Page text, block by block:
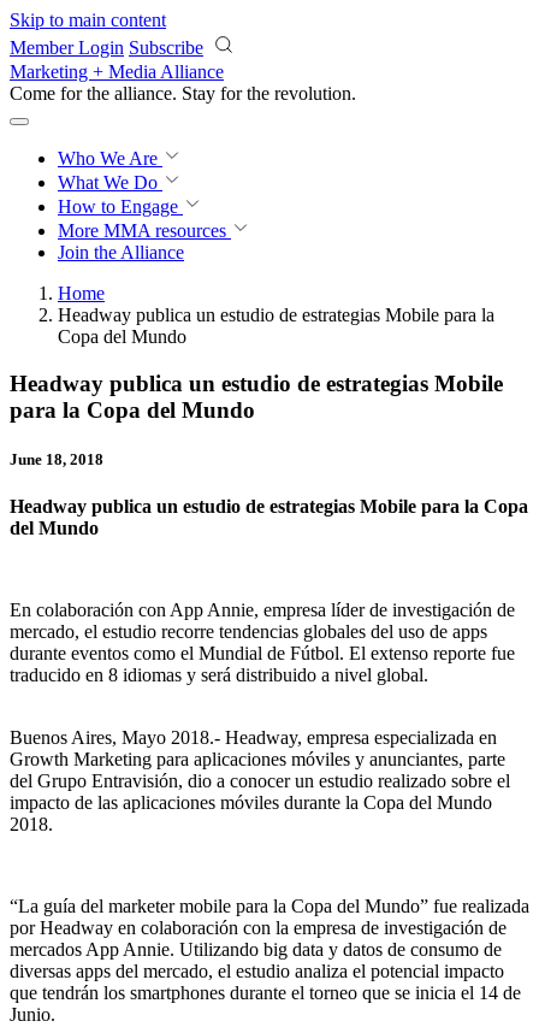
Skip to main content
Member Login Subscribe
Marketing + Media Alliance
Come for the alliance. Stay for the revolution.
Who We Are
What We Do
How to Engage
More MMA resources
Join the Alliance
Home
Headway publica un estudio de estrategias Mobile para la
Copa del Mundo
Headway publica un estudio de estrategias Mobile
para la Copa del Mundo
June 18, 2018
Headway publica un estudio de estrategias Mobile para la Copa
del Mundo
En colaboración con App Annie, empresa líder de investigación de
mercado, el estudio recorre tendencias globales del uso de apps
durante eventos como el Mundial de Fútbol. El extenso reporte fue
traducido en 8 idiomas y será distribuido a nivel global.
Buenos Aires, Mayo 2018.- Headway, empresa especializada en
Growth Marketing para aplicaciones móviles y anunciantes, parte
del Grupo Entravisión, dio a conocer un estudio realizado sobre el
impacto de las aplicaciones móviles durante la Copa del Mundo
2018.
“La guía del marketer mobile para la Copa del Mundo” fue realizada
por Headway en colaboración con la empresa de investigación de
mercados App Annie. Utilizando big data y datos de consumo de
diversas apps del mercado, el estudio analiza el potencial impacto
que tendrán los smartphones durante el torneo que se inicia el 14 de
Junio.